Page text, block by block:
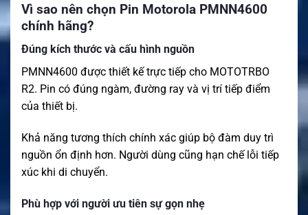
Vì sao nên chọn Pin Motorola PMNN4600
chính hãng?
Đúng kích thước và cấu hình nguồn
PMNN4600 được thiết kế trực tiếp cho MOTOTRBO
R2. Pin có đúng ngàm, đường ray và vị trí tiếp điểm
của thiết bị.
Khả năng tương thích chính xác giúp bộ đàm duy trì
nguồn ổn định hơn. Người dùng cũng hạn chế lỗi tiếp
xúc khi di chuyển.
Phù hợp với người ưu tiên sự gọn nhẹ